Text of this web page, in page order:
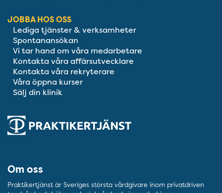
JOBBA HOS OSS
Lediga tjänster & verksamheter
Spontanansökan
Vi tar hand om våra medarbetare
Kontakta våra affärsutvecklare
Kontakta våra rekryterare
Våra öppna kurser
Sälj din klinik
Om oss
Praktikertjänst är Sveriges största vårdgivare inom privatdriven